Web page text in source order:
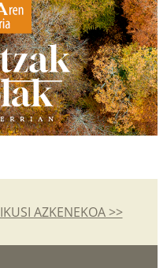
IKUSI AZKENEKOA >>